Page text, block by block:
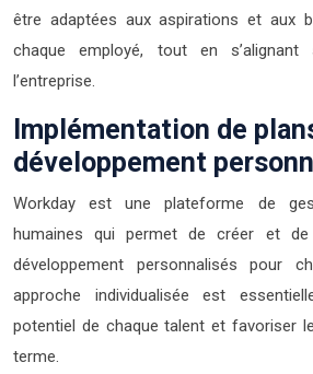
être adaptées aux aspirations et aux
chaque employé, tout en
l’entreprise.
Implémentation de
développement
Workday est une plateforme de
humaines qui permet de créer et
développement personnalisés pour
approche individualisée est
potentiel de chaque talent et favoriser
terme.